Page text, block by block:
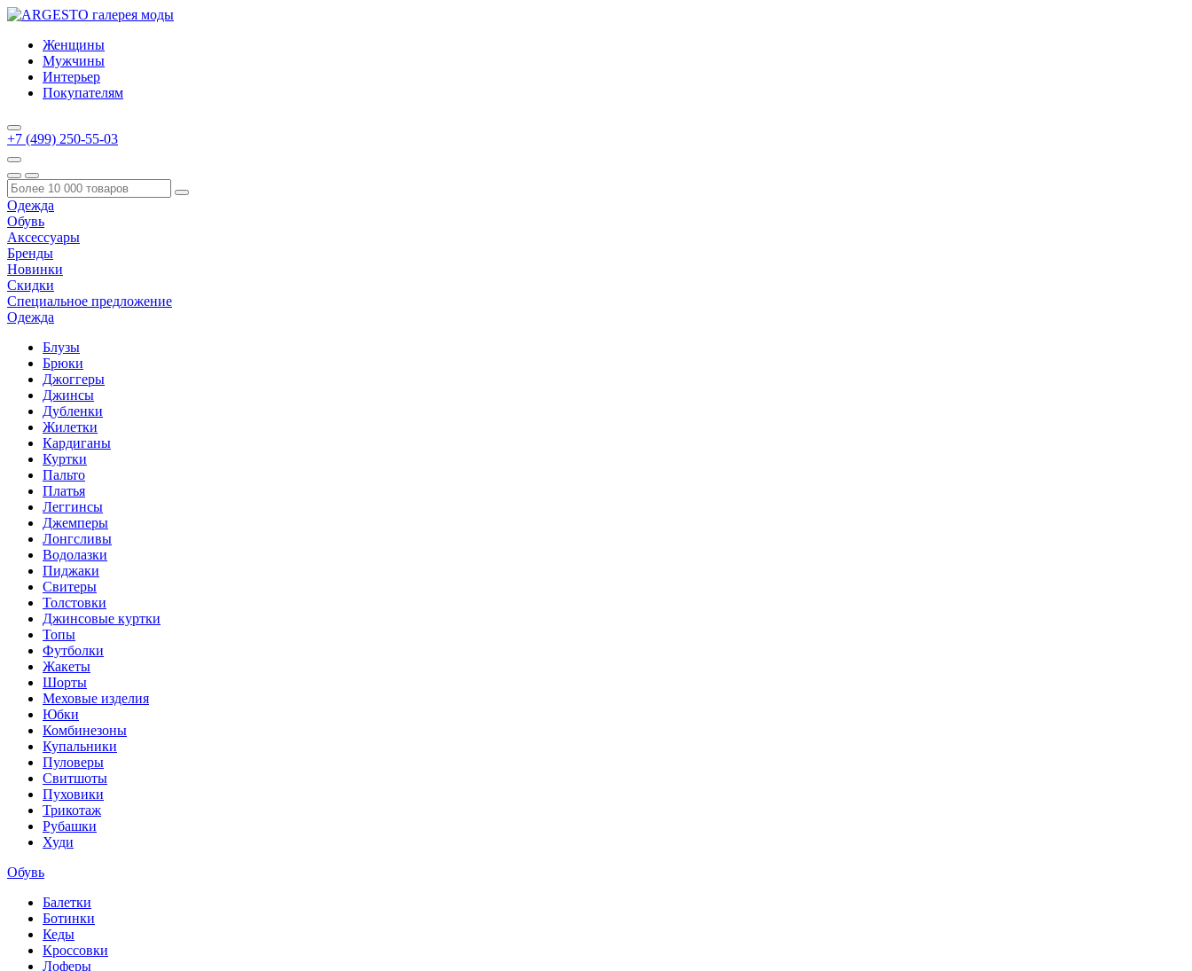
Женщины
Мужчины
Интерьер
Покупателям
+7 (499) 250-55-03
Одежда
Обувь
Аксессуары
Бренды
Новинки
Скидки
Специальное предложение
Одежда
Блузы
Брюки
Джоггеры
Джинсы
Дубленки
Жилетки
Кардиганы
Куртки
Пальто
Платья
Леггинсы
Джемперы
Лонгсливы
Водолазки
Пиджаки
Свитеры
Толстовки
Джинсовые куртки
Топы
Футболки
Жакеты
Шорты
Меховые изделия
Юбки
Комбинезоны
Купальники
Пуловеры
Свитшоты
Пуховики
Трикотаж
Рубашки
Худи
Обувь
Балетки
Ботинки
Кеды
Кроссовки
Лоферы